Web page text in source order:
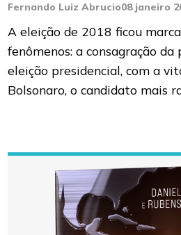
Fernando Luiz Abrucio08 janeiro
A eleição de 2018 ficou
fenômenos: a consagração da
eleição presidencial, com a
Bolsonaro, o candidato mais